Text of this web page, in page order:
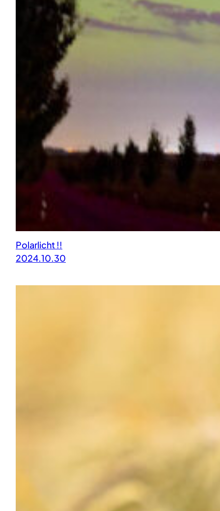
Polarlicht !!
2024.10.30